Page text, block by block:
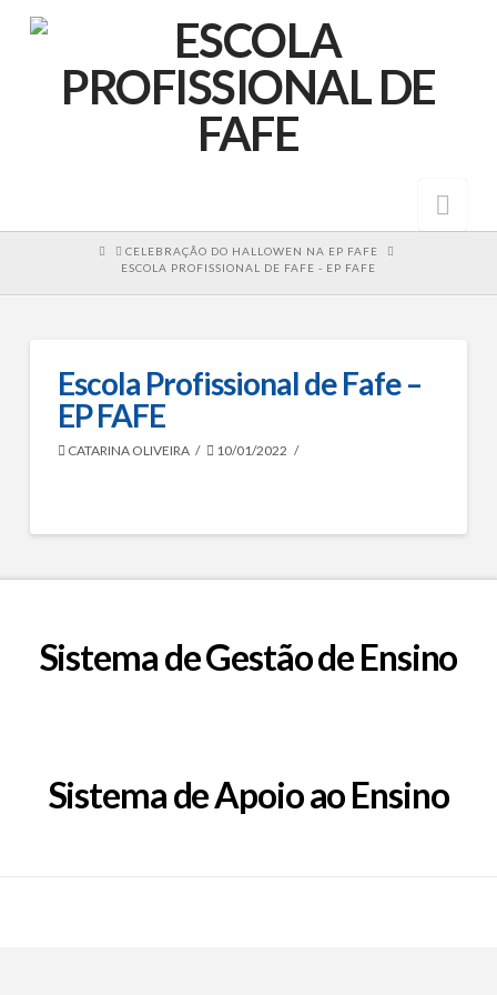
HOMECELEBRAÇÃO DO HALLOWEN NA EP FAFE
ESCOLA PROFISSIONAL DE FAFE - EP FAFE
Escola Profissional de Fafe –
EP FAFE
CATARINA OLIVEIRA 10/01/2022
Sistema de Gestão de Ensino
Sistema de Apoio ao Ensino